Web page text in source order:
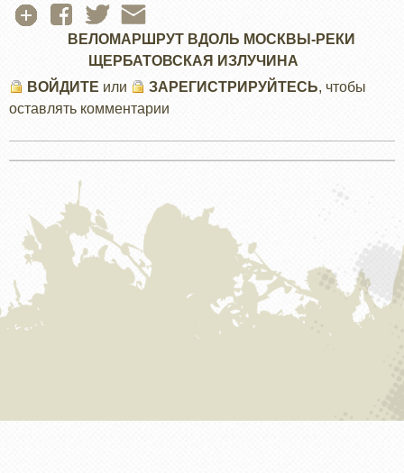
ВЕЛОМАРШРУТ ВДОЛЬ МОСКВЫ-РЕКИ
ЩЕРБАТОВСКАЯ ИЗЛУЧИНА
ВОЙДИТЕ или ЗАРЕГИСТРИРУЙТЕСЬ, чтобы
оставлять комментарии